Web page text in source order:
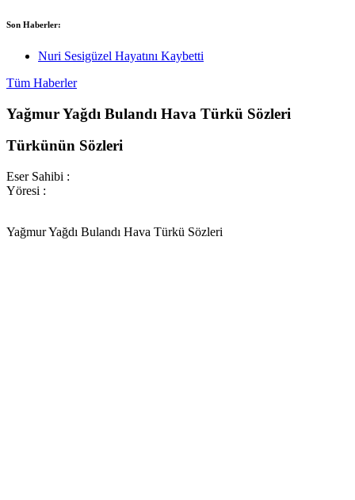
Son Haberler:
Nuri Sesigüzel Hayatını Kaybetti
Tüm Haberler
Yağmur Yağdı Bulandı Hava Türkü Sözleri
Türkünün Sözleri
Eser Sahibi :
Yöresi :
Yağmur Yağdı Bulandı Hava Türkü Sözleri